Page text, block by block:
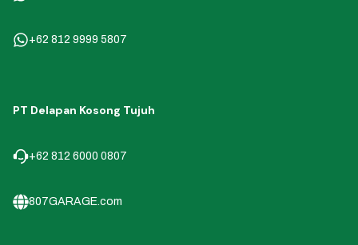
+62 812 9999 5807
PT Delapan Kosong Tujuh
+62 812 6000 0807
807GARAGE.com